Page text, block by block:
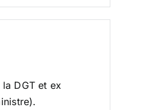
DGT et ex